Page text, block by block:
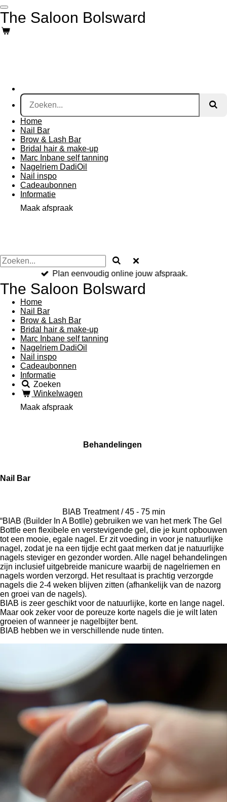
Ga
direct
naar
de
The Saloon Bolsward
Home
Nail Bar
Brow & Lash Bar
Bridal hair & make-up
Marc Inbane self tanning
Nagelriem DadiOil
Nail inspo
Cadeaubonnen
Informatie
Maak afspraak
Plan eenvoudig online jouw afspraak.
The Saloon Bolsward
Home
Nail Bar
Brow & Lash Bar
Bridal hair & make-up
Marc Inbane self tanning
Nagelriem DadiOil
Nail inspo
Cadeaubonnen
Informatie
Zoeken
Winkelwagen
Maak afspraak
Behandelingen
Nail Bar
BIAB Treatment / 45 - 75 min
“BIAB (Builder In A Botlle) gebruiken we van het merk The Gel
Bottle een flexibele en verstevigende gel, die je kunt opbouwen
tot een mooie, egale nagel. Er zit voeding in voor je natuurlijke
nagel, zodat je na een tijdje echt gaat merken dat je natuurlijke
nagels steviger en gezonder worden. Alle nagel behandelingen
zijn inclusief uitgebreide manicure waarbij de nagelriemen en
nagels worden verzorgd. Het resultaat is prachtig verzorgde
nagels die 2-4 weken blijven zitten (afhankelijk van de nazorg
en groei van de nagels).
BIAB is zeer geschikt voor de natuurlijke, korte en lange nagel.
Maar ook zeker voor de poreuze korte nagels die je wilt laten
groeien of wanneer je nagelbijter bent.
BIAB hebben we in verschillende nude tinten.